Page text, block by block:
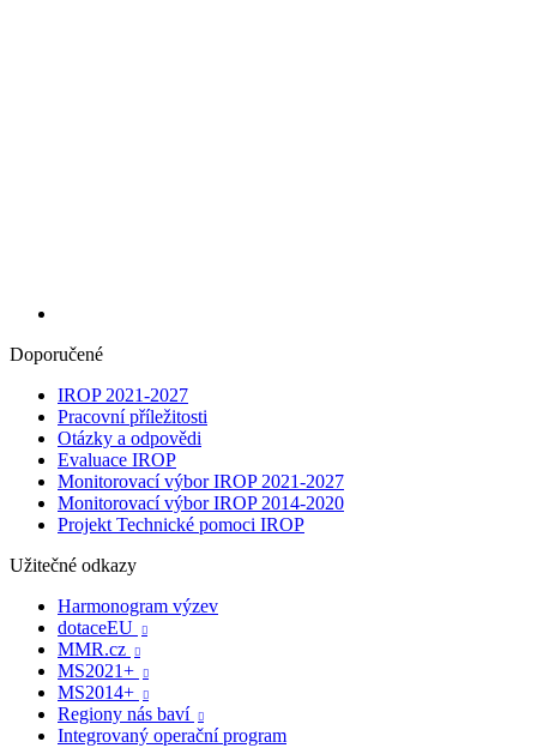
Doporučené
IROP 2021-2027
Pracovní příležitosti
Otázky a odpovědi
Evaluace IROP
Monitorovací výbor IROP 2021-2027
Monitorovací výbor IROP 2014-2020
Projekt Technické pomoci IROP
Užitečné odkazy
Harmonogram výzev
dotaceEU

MMR.cz 
MS2021+ 
MS2014+ 
Regiony nás baví 
Integrovaný operační program